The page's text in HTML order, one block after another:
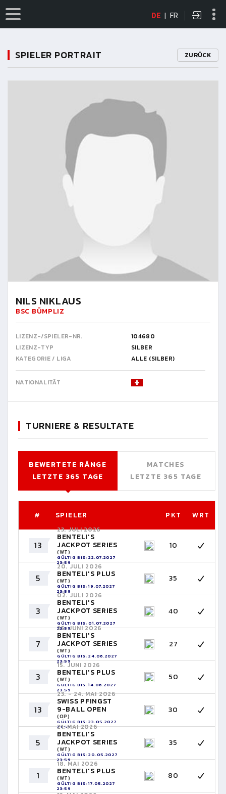
DE | FR
SPIELER PORTRAIT ZURÜCK
NILS NIKLAUS
BSC BÜMPLIZ
LIZENZ-/SPIELER-NR.
104680
LIZENZ-TYP
SILBER
KATEGORIE / LIGA
ALLE (SILBER)
NATIONALITÄT
TURNIERE & RESULTATE
BEWERTETE RÄNGE
LETZTE 365 TAGE
MATCHES
LETZTE 365 TAGE
# SPIELER PKT WRT
13
23. JULI 2026
BENTELI'S
JACKPOT SERIES
(WT)
GÜLTIG BIS: 22.07.2027
23:59
10
5
20. JULI 2026
BENTELI'S PLUS
(WT)
GÜLTIG BIS: 19.07.2027
23:59
35
3
02. JULI 2026
BENTELI'S
JACKPOT SERIES
(WT)
GÜLTIG BIS: 01.07.2027
23:59
40
7
25. JUNI 2026
BENTELI'S
JACKPOT SERIES
(WT)
GÜLTIG BIS: 24.06.2027
23:59
27
3
15. JUNI 2026
BENTELI'S PLUS
(WT)
GÜLTIG BIS: 14.06.2027
23:59
50
13
23. - 24. MAI 2026
SWISS PFINGST
9-BALL OPEN
(OP)
GÜLTIG BIS: 23.05.2027
23:59
30
5
21. MAI 2026
BENTELI'S
JACKPOT SERIES
(WT)
GÜLTIG BIS: 20.05.2027
23:59
35
1
18. MAI 2026
BENTELI'S PLUS
(WT)
GÜLTIG BIS: 17.05.2027
23:59
80